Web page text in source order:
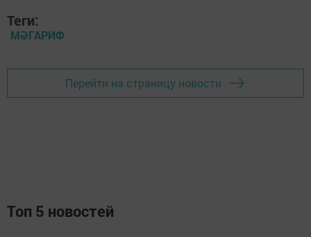
Теги:
МӘГАРИФ
Перейти на страницу новости
Топ 5 новостей